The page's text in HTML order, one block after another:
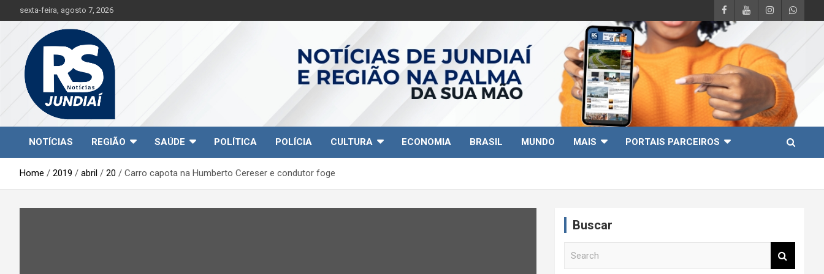
k
t
sexta-feira, agosto 7, 2026
RS Notícias Jundiaí
Jundiaí e região na palma da sua mão!
NOTÍCIAS
REGIÃO SAÚDE POLÍTICA POLÍCIA CULTURA ECONOMIA BRASIL MUNDO MAIS PORTAIS PARCEIROS
Home 2019 abril 20 Carro capota na Humberto Cereser e condutor foge
Buscar